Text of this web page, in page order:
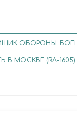
ОБОРОНЫ:
МОСКВЕ (RA-1605)